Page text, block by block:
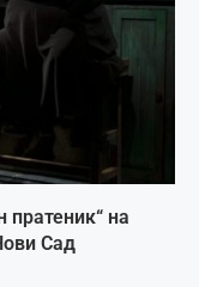
пратеник“ на
Сад